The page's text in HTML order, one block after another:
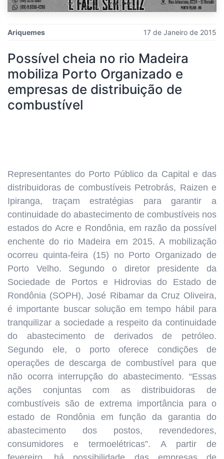
Ariquemes 17 de Janeiro de 2015
Possível cheia no rio Madeira
mobiliza Porto Organizado e
empresas de distribuição de
combustível
Representantes do Porto Público da Capital e das
distribuidoras de combustíveis Petrobrás, Raizen e
Ipiranga, traçam estratégias para garantir a
continuidade do abastecimento de combustíveis nos
estados do Acre e Rondônia, em razão da possível
enchente do rio Madeira em 2015. A mobilização
ocorreu quinta-feira (15) no Porto Organizado de
Porto Velho. Segundo o diretor presidente da
Sociedade de Portos e Hidrovias do Estado de
Rondônia (SOPH), José Ribamar da Cruz Oliveira,
é importante buscar solução em tempo hábil para
tranquilizar a sociedade a respeito da continuidade
do abastecimento de derivados de petróleo.
Segundo ele, o porto oferece condições de
operações de descarga de combustível para que
não ocorra interrupção do abastecimento. “Essas
ações conjuntas com as distribuidoras de
combustíveis são de extrema importância para o
estado de Rondônia em função da garantia do
abastecimento dos postos, revendedores,
consumidores e termoelétricas”. A partir de